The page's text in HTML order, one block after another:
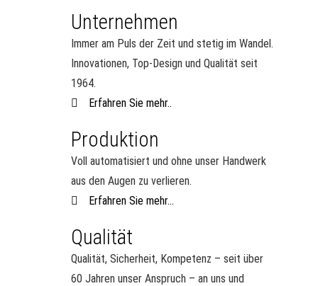
Unternehmen
Immer am Puls der Zeit und stetig im Wandel.
Innovationen, Top-Design und Qualität seit
1964.
Erfahren Sie mehr..
Produktion
Voll automatisiert und ohne unser Handwerk
aus den Augen zu verlieren.
Erfahren Sie mehr...
Qualität
Qualität, Sicherheit, Kompetenz – seit über
60 Jahren unser Anspruch – an uns und